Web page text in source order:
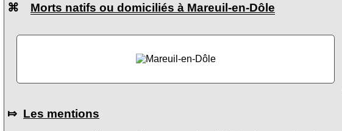
⌘ Morts natifs ou domiciliés à Mareuil-en-Dôle
⤇ Les mentions